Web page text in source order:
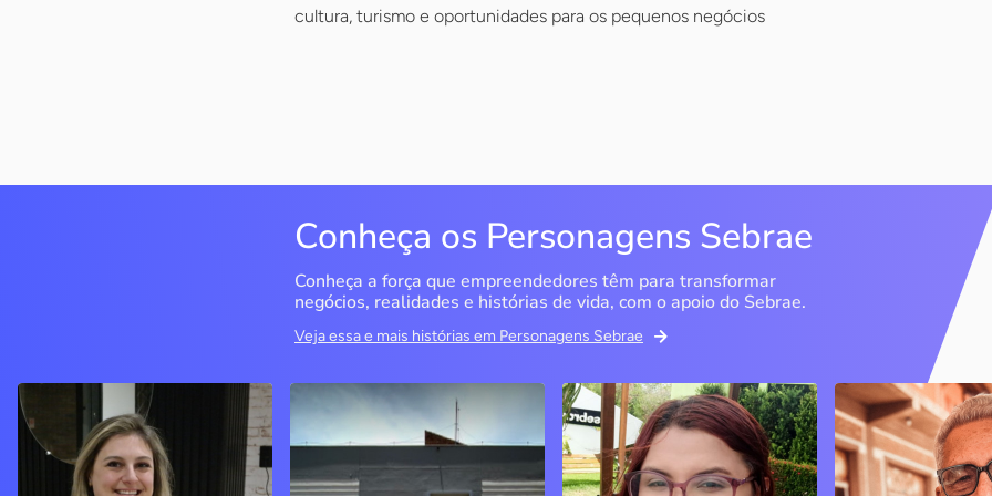
cultura, turismo e oportunidades para os pequenos negócios
Conheça os Personagens Sebrae
Conheça a força que empreendedores têm para transformar
negócios, realidades e histórias de vida, com o apoio do Sebrae.
Veja essa e mais histórias em Personagens Sebrae
Delucci
Bento Gonçalves / RS
Sem saber muito sobre
Infoecia Software
Ltda
Londrina / PR
Memória Ancestral
São Luís / MA
Ao lado da irmã e com o
Espedito
Nova Olinda / CE
Peças criadas